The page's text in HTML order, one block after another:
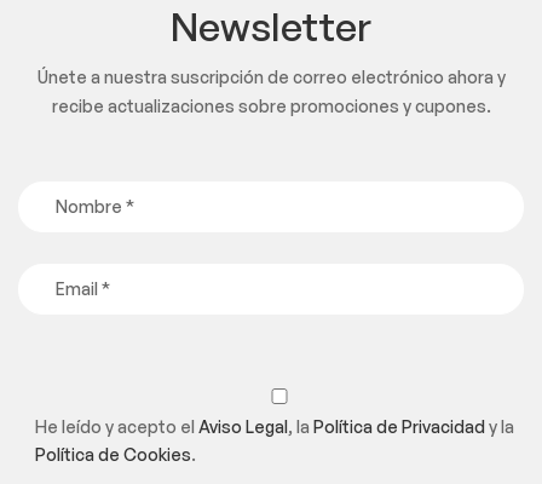
Newsletter
Únete a nuestra suscripción de correo electrónico ahora y
recibe actualizaciones sobre promociones y cupones.
He leído y acepto el Aviso Legal, la Política de Privacidady la
Política de Cookies.